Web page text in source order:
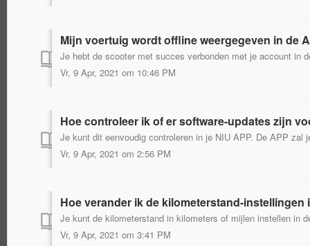
Mijn voertuig wordt offline weergegeven in de
Vr, 9 Apr, 2021 om 10:46 PM
Hoe controleer ik of er software-updates zijn
Vr, 9 Apr, 2021 om 2:56 PM
Hoe verander ik de kilometerstand-instellingen
Vr, 9 Apr, 2021 om 3:41 PM